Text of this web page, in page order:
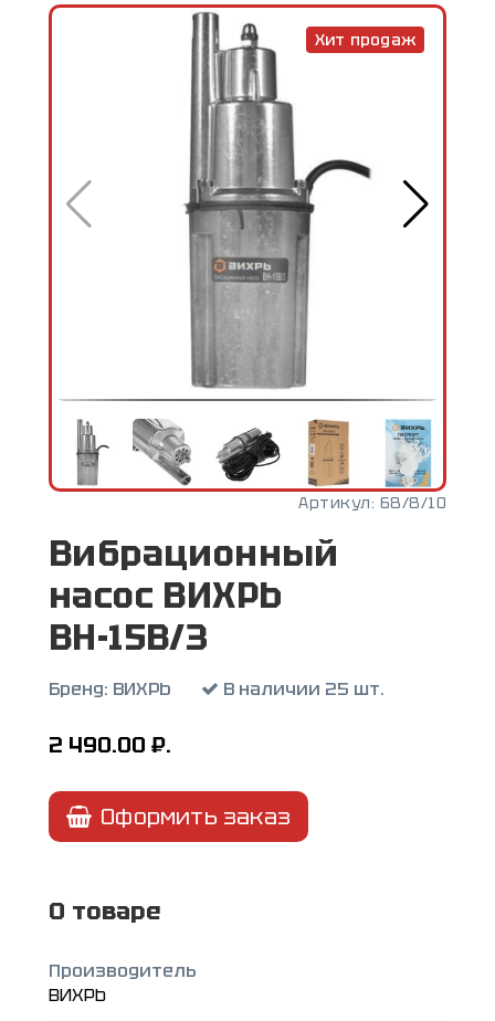
Хит продаж
Артикул: 68/8/10
Вибрационный
насос ВИХРЬ
ВН-15В/3
Бренд: ВИХРЬ В наличии 25 шт.
2 490.00 ₽.
Оформить заказ
О товаре
Производитель
ВИХРЬ